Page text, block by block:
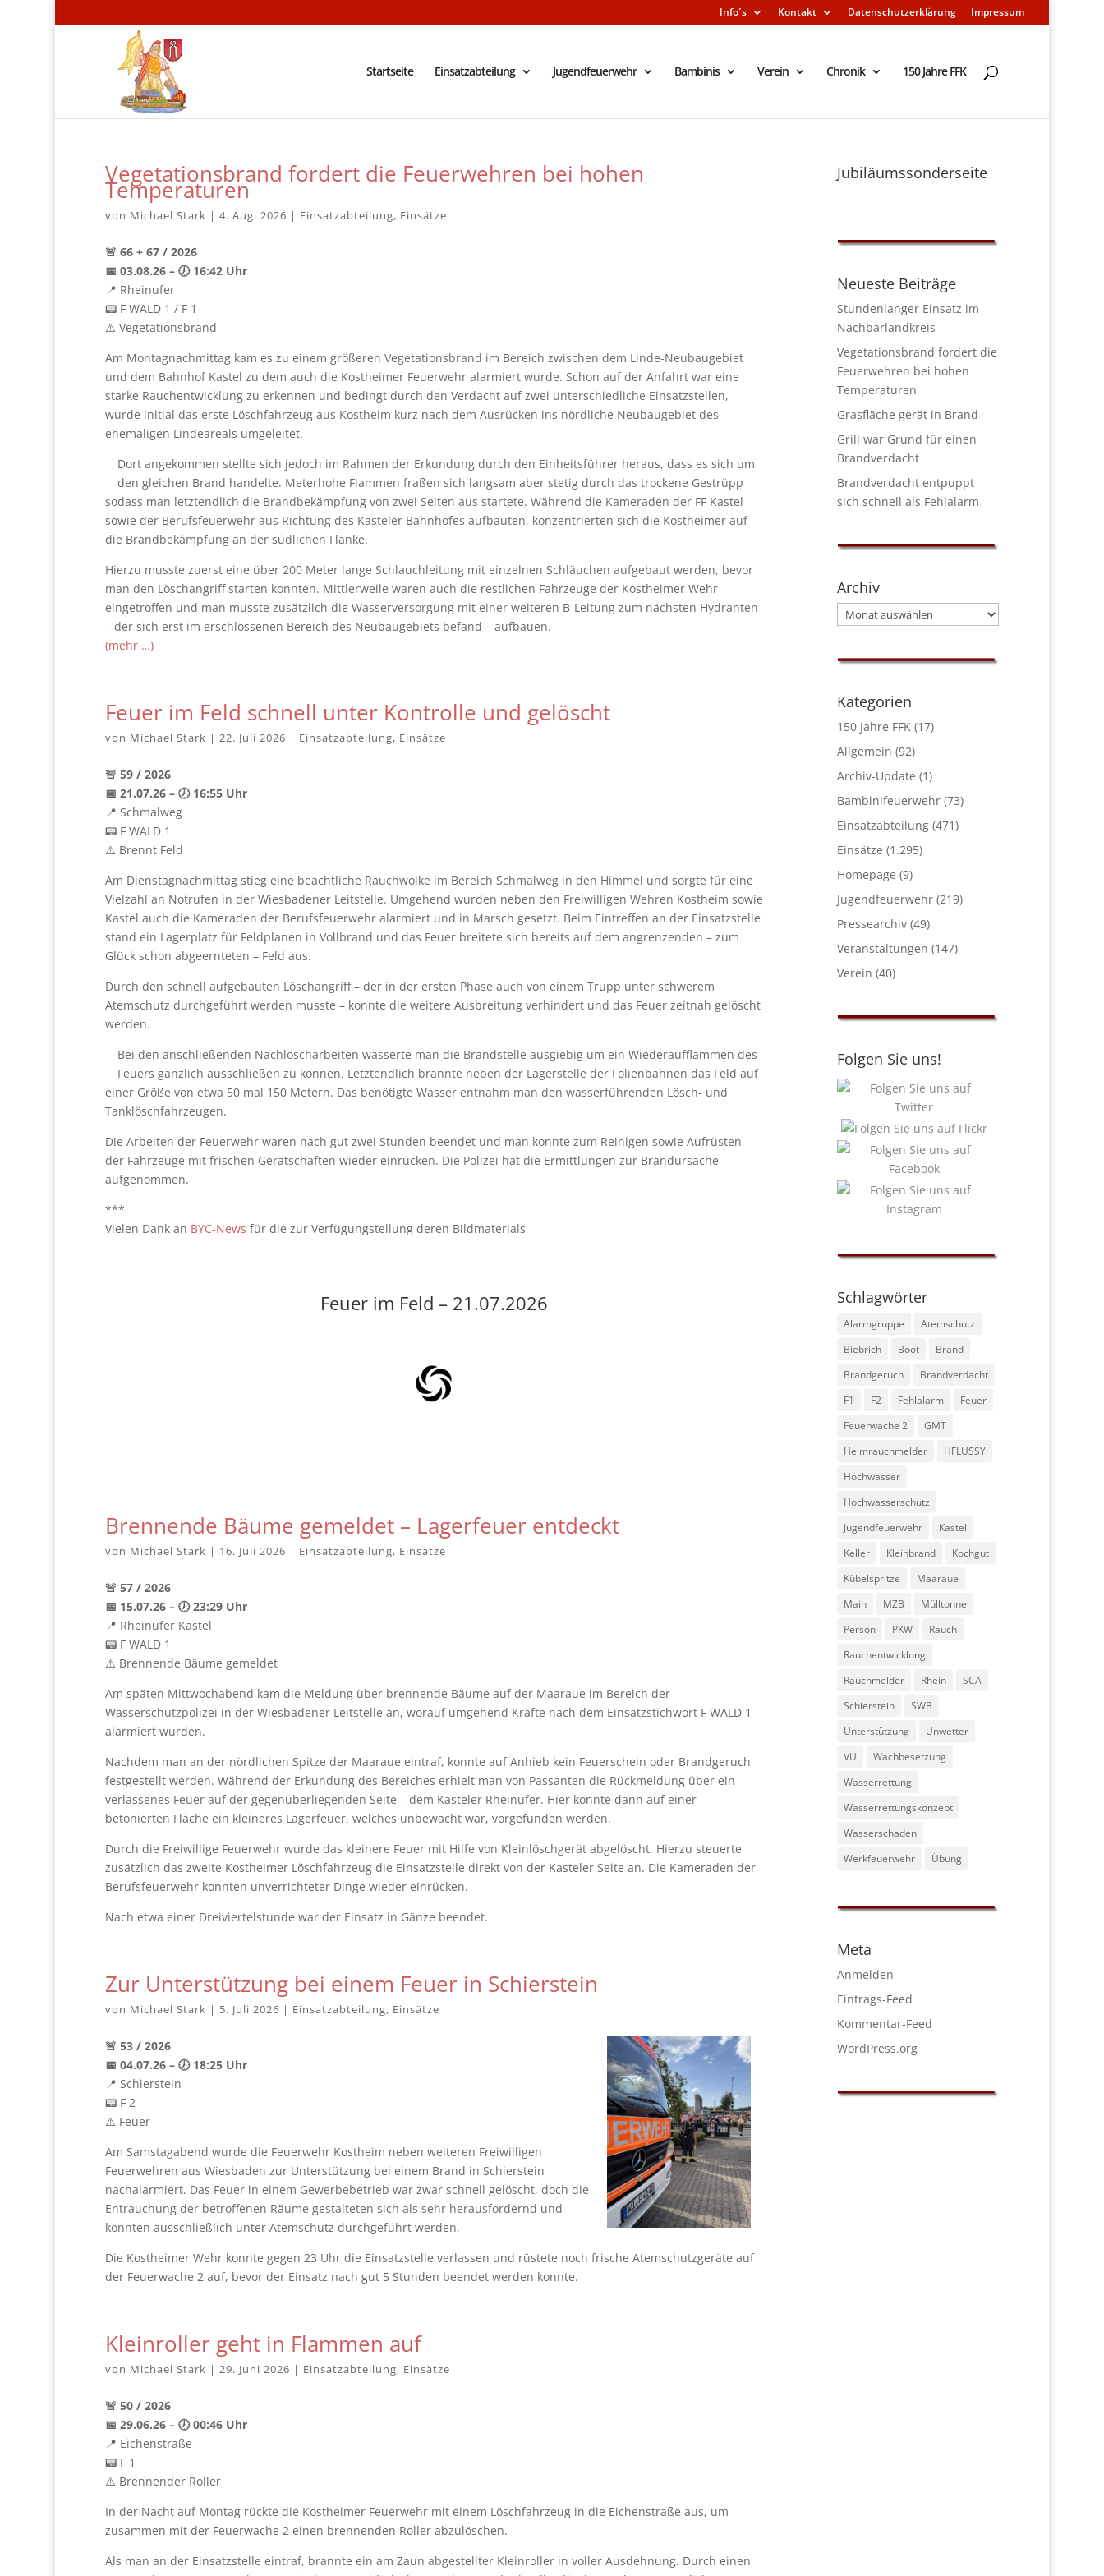
Info´s Kontakt Datenschutzerklärung Impressum
Startseite Einsatzabteilung Jugendfeuerwehr Bambinis Verein Chronik 150 Jahre FFK
Vegetationsbrand fordert die Feuerwehren bei hohen
Temperaturen
von Michael Stark | 4. Aug. 2026 | Einsatzabteilung, Einsätze
🚨 66 + 67 / 2026
📅 03.08.26 – 🕖 16:42 Uhr
📍 Rheinufer
📟 F WALD 1 / F 1
⚠️ Vegetationsbrand
Am Montagnachmittag kam es zu einem größeren Vegetationsbrand im Bereich zwischen dem Linde-Neubaugebiet
und dem Bahnhof Kastel zu dem auch die Kostheimer Feuerwehr alarmiert wurde. Schon auf der Anfahrt war eine
starke Rauchentwicklung zu erkennen und bedingt durch den Verdacht auf zwei unterschiedliche Einsatzstellen,
wurde initial das erste Löschfahrzeug aus Kostheim kurz nach dem Ausrücken ins nördliche Neubaugebiet des
ehemaligen Lindeareals umgeleitet.
Dort angekommen stellte sich jedoch im Rahmen der Erkundung durch den Einheitsführer heraus, dass es sich um
den gleichen Brand handelte. Meterhohe Flammen fraßen sich langsam aber stetig durch das trockene Gestrüpp
sodass man letztendlich die Brandbekämpfung von zwei Seiten aus startete. Während die Kameraden der FF Kastel
sowie der Berufsfeuerwehr aus Richtung des Kasteler Bahnhofes aufbauten, konzentrierten sich die Kostheimer auf
die Brandbekämpfung an der südlichen Flanke.
Hierzu musste zuerst eine über 200 Meter lange Schlauchleitung mit einzelnen Schläuchen aufgebaut werden, bevor
man den Löschangriff starten konnten. Mittlerweile waren auch die restlichen Fahrzeuge der Kostheimer Wehr
eingetroffen und man musste zusätzlich die Wasserversorgung mit einer weiteren B-Leitung zum nächsten Hydranten
– der sich erst im erschlossenen Bereich des Neubaugebiets befand – aufbauen.
(mehr …)
Feuer im Feld schnell unter Kontrolle und gelöscht
von Michael Stark | 22. Juli 2026 | Einsatzabteilung, Einsätze
🚨 59 / 2026
📅 21.07.26 – 🕖 16:55 Uhr
📍 Schmalweg
📟 F WALD 1
⚠️ Brennt Feld
Am Dienstagnachmittag stieg eine beachtliche Rauchwolke im Bereich Schmalweg in den Himmel und sorgte für eine
Vielzahl an Notrufen in der Wiesbadener Leitstelle. Umgehend wurden neben den Freiwilligen Wehren Kostheim sowie
Kastel auch die Kameraden der Berufsfeuerwehr alarmiert und in Marsch gesetzt. Beim Eintreffen an der Einsatzstelle
stand ein Lagerplatz für Feldplanen in Vollbrand und das Feuer breitete sich bereits auf dem angrenzenden – zum
Glück schon abgeernteten – Feld aus.
Durch den schnell aufgebauten Löschangriff – der in der ersten Phase auch von einem Trupp unter schwerem
Atemschutz durchgeführt werden musste – konnte die weitere Ausbreitung verhindert und das Feuer zeitnah gelöscht
werden.
Bei den anschließenden Nachlöscharbeiten wässerte man die Brandstelle ausgiebig um ein Wiederaufflammen des
Feuers gänzlich ausschließen zu können. Letztendlich brannte neben der Lagerstelle der Folienbahnen das Feld auf
einer Größe von etwa 50 mal 150 Metern. Das benötigte Wasser entnahm man den wasserführenden Lösch- und
Tanklöschfahrzeugen.
Die Arbeiten der Feuerwehr waren nach gut zwei Stunden beendet und man konnte zum Reinigen sowie Aufrüsten
der Fahrzeuge mit frischen Gerätschaften wieder einrücken. Die Polizei hat die Ermittlungen zur Brandursache
aufgenommen.
***
Vielen Dank an BYC-News für die zur Verfügungstellung deren Bildmaterials
Feuer im Feld – 21.07.2026
Brennende Bäume gemeldet – Lagerfeuer entdeckt
von Michael Stark | 16. Juli 2026 | Einsatzabteilung, Einsätze
🚨 57 / 2026
📅 15.07.26 – 🕖 23:29 Uhr
📍 Rheinufer Kastel
📟 F WALD 1
⚠️ Brennende Bäume gemeldet
Am späten Mittwochabend kam die Meldung über brennende Bäume auf der Maaraue im Bereich der
Wasserschutzpolizei in der Wiesbadener Leitstelle an, worauf umgehend Kräfte nach dem Einsatzstichwort F WALD 1
alarmiert wurden.
Nachdem man an der nördlichen Spitze der Maaraue eintraf, konnte auf Anhieb kein Feuerschein oder Brandgeruch
festgestellt werden. Während der Erkundung des Bereiches erhielt man von Passanten die Rückmeldung über ein
verlassenes Feuer auf der gegenüberliegenden Seite – dem Kasteler Rheinufer. Hier konnte dann auf einer
betonierten Fläche ein kleineres Lagerfeuer, welches unbewacht war, vorgefunden werden.
Durch die Freiwillige Feuerwehr wurde das kleinere Feuer mit Hilfe von Kleinlöschgerät abgelöscht. Hierzu steuerte
zusätzlich das zweite Kostheimer Löschfahrzeug die Einsatzstelle direkt von der Kasteler Seite an. Die Kameraden der
Berufsfeuerwehr konnten unverrichteter Dinge wieder einrücken.
Nach etwa einer Dreiviertelstunde war der Einsatz in Gänze beendet.
Zur Unterstützung bei einem Feuer in Schierstein
von Michael Stark | 5. Juli 2026 | Einsatzabteilung, Einsätze
🚨 53 / 2026
📅 04.07.26 – 🕖 18:25 Uhr
📍 Schierstein
📟 F 2
⚠️ Feuer
Am Samstagabend wurde die Feuerwehr Kostheim neben weiteren Freiwilligen
Feuerwehren aus Wiesbaden zur Unterstützung bei einem Brand in Schierstein
nachalarmiert. Das Feuer in einem Gewerbebetrieb war zwar schnell gelöscht, doch die
Entrauchung der betroffenen Räume gestalteten sich als sehr herausfordernd und
konnten ausschließlich unter Atemschutz durchgeführt werden.
Die Kostheimer Wehr konnte gegen 23 Uhr die Einsatzstelle verlassen und rüstete noch frische Atemschutzgeräte auf
der Feuerwache 2 auf, bevor der Einsatz nach gut 5 Stunden beendet werden konnte.
Kleinroller geht in Flammen auf
von Michael Stark | 29. Juni 2026 | Einsatzabteilung, Einsätze
🚨 50 / 2026
📅 29.06.26 – 🕖 00:46 Uhr
📍 Eichenstraße
📟 F 1
⚠️ Brennender Roller
In der Nacht auf Montag rückte die Kostheimer Feuerwehr mit einem Löschfahrzeug in die Eichenstraße aus, um
zusammen mit der Feuerwache 2 einen brennenden Roller abzulöschen.
Als man an der Einsatzstelle eintraf, brannte ein am Zaun abgestellter Kleinroller in voller Ausdehnung. Durch einen
Jubiläumssonderseite
Neueste Beiträge
Stundenlanger Einsatz im
Nachbarlandkreis
Vegetationsbrand fordert die
Feuerwehren bei hohen
Temperaturen
Grasfläche gerät in Brand
Grill war Grund für einen
Brandverdacht
Brandverdacht entpuppt
sich schnell als Fehlalarm
Archiv
Archiv
Kategorien
150 Jahre FFK (17)
Allgemein (92)
Archiv-Update (1)
Bambinifeuerwehr (73)
Einsatzabteilung (471)
Einsätze (1.295)
Homepage (9)
Jugendfeuerwehr (219)
Pressearchiv (49)
Veranstaltungen (147)
Verein (40)
Folgen Sie uns!
Schlagwörter
Alarmgruppe
Atemschutz
Biebrich
Boot
Brand
Brandgeruch
Brandverdacht
F1
F2 Fehlalarm
Feuer
Feuerwache 2
GMT
Heimrauchmelder
HFLUSSY
Hochwasser
Hochwasserschutz
Jugendfeuerwehr
Kastel
Keller
Kleinbrand
Kochgut
Kübelspritze
Maaraue
Main
MZB
Mülltonne
Person
PKW
Rauch
Rauchentwicklung
Rauchmelder
Rhein
SCA
Schierstein
SWB
Unterstützung
Unwetter
VU
Wachbesetzung
Wasserrettung
Wasserrettungskonzept
Wasserschaden
Werkfeuerwehr
Übung
Meta
Anmelden
Eintrags-Feed
Kommentar-Feed
WordPress.org